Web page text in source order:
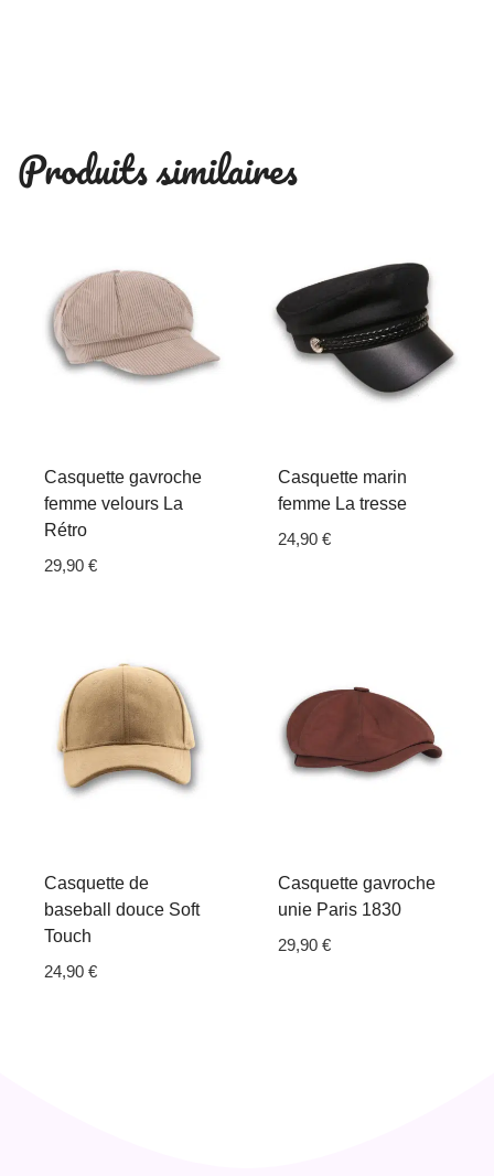
Produits similaires
Casquette gavroche
femme velours La
Rétro
29,90 €
Casquette marin
femme La tresse
24,90 €
Casquette de
baseball douce Soft
Touch
24,90 €
Casquette gavroche
unie Paris 1830
29,90 €